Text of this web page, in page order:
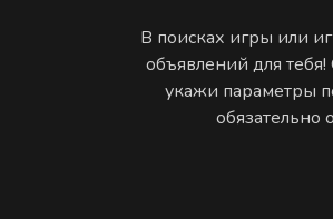
В поисках игры или
объявлений для
укажи параметры
обязательно